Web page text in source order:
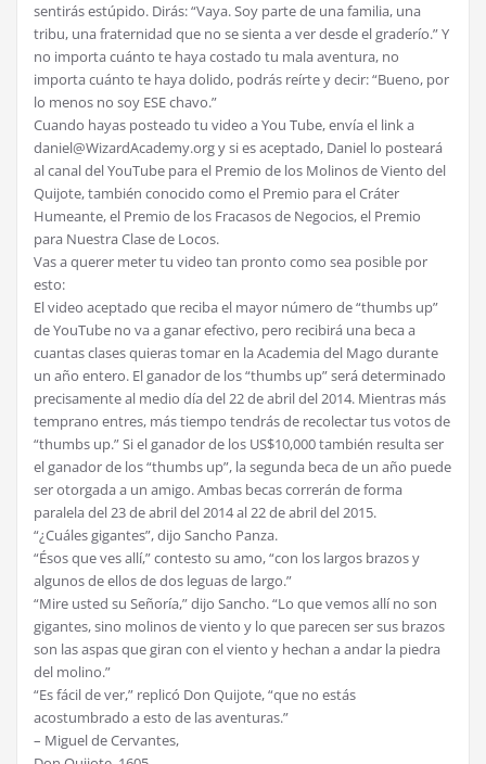
sentirás estúpido. Dirás: “Vaya. Soy parte de una familia, una
tribu, una fraternidad que no se sienta a ver desde el graderío.” Y
no importa cuánto te haya costado tu mala aventura, no
importa cuánto te haya dolido, podrás reírte y decir: “Bueno, por
lo menos no soy ESE chavo.”
Cuando hayas posteado tu video a You Tube, envía el link a
daniel@WizardAcademy.org y si es aceptado, Daniel lo posteará
al canal del YouTube para el Premio de los Molinos de Viento del
Quijote, también conocido como el Premio para el Cráter
Humeante, el Premio de los Fracasos de Negocios, el Premio
para Nuestra Clase de Locos.
Vas a querer meter tu video tan pronto como sea posible por
esto:
El video aceptado que reciba el mayor número de “thumbs up”
de YouTube no va a ganar efectivo, pero recibirá una beca a
cuantas clases quieras tomar en la Academia del Mago durante
un año entero. El ganador de los “thumbs up” será determinado
precisamente al medio día del 22 de abril del 2014. Mientras más
temprano entres, más tiempo tendrás de recolectar tus votos de
“thumbs up.” Si el ganador de los US$10,000 también resulta ser
el ganador de los “thumbs up”, la segunda beca de un año puede
ser otorgada a un amigo. Ambas becas correrán de forma
paralela del 23 de abril del 2014 al 22 de abril del 2015.
“¿Cuáles gigantes”, dijo Sancho Panza.
“Ésos que ves allí,” contesto su amo, “con los largos brazos y
algunos de ellos de dos leguas de largo.”
“Mire usted su Señoría,” dijo Sancho. “Lo que vemos allí no son
gigantes, sino molinos de viento y lo que parecen ser sus brazos
son las aspas que giran con el viento y hechan a andar la piedra
del molino.”
“Es fácil de ver,” replicó Don Quijote, “que no estás
acostumbrado a esto de las aventuras.”
– Miguel de Cervantes,